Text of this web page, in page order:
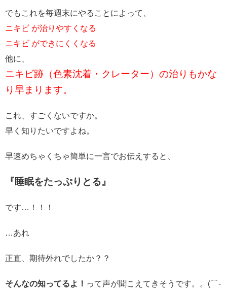
でもこれを毎週末にやることによって、
ニキビ が治りやすくなる
ニキビ ができにくくなる
他に、
ニキビ跡（色素沈着・クレーター）の治りもかな
り早まります。
これ、すごくないですか。
早く知りたいですよね。
早速めちゃくちゃ簡単に一言でお伝えすると、
『睡眠をたっぷりとる』
です…！！！
…あれ
正直、期待外れでしたか？？
そんなの知ってるよ！ って声が聞こえてきそうです。。(⌒-